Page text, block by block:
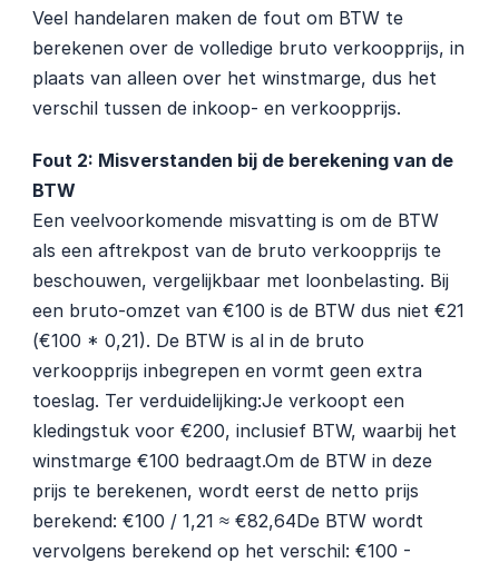
Veel handelaren maken de fout om BTW te
berekenen over de volledige bruto verkoopprijs, in
plaats van alleen over het winstmarge, dus het
verschil tussen de inkoop- en verkoopprijs.
Fout 2: Misverstanden bij de berekening van de
BTW
Een veelvoorkomende misvatting is om de BTW
als een aftrekpost van de bruto verkoopprijs te
beschouwen, vergelijkbaar met loonbelasting. Bij
een bruto-omzet van €100 is de BTW dus niet €21
(€100 * 0,21). De BTW is al in de bruto
verkoopprijs inbegrepen en vormt geen extra
toeslag. Ter verduidelijking:Je verkoopt een
kledingstuk voor €200, inclusief BTW, waarbij het
winstmarge €100 bedraagt.Om de BTW in deze
prijs te berekenen, wordt eerst de netto prijs
berekend: €100 / 1,21 ≈ €82,64De BTW wordt
vervolgens berekend op het verschil: €100 -